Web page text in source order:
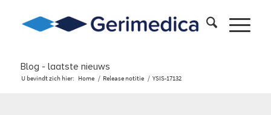
Blog - laatste nieuws
U bevindt zich hier: Home / Release notitie / YSIS-17132